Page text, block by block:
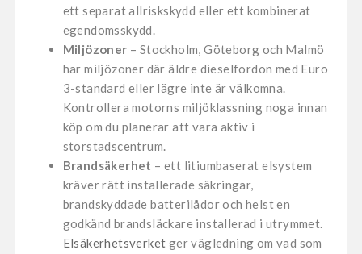
ett separat allriskskydd eller ett kombinerat
egendomsskydd.
Miljözoner – Stockholm, Göteborg och Malmö
har miljözoner där äldre dieselfordon med Euro
3-standard eller lägre inte är välkomna.
Kontrollera motorns miljöklassning noga innan
köp om du planerar att vara aktiv i
storstadscentrum.
Brandsäkerhet – ett litiumbaserat elsystem
kräver rätt installerade säkringar,
brandskyddade batterilådor och helst en
godkänd brandsläckare installerad i utrymmet.
Elsäkerhetsverket ger vägledning om vad som